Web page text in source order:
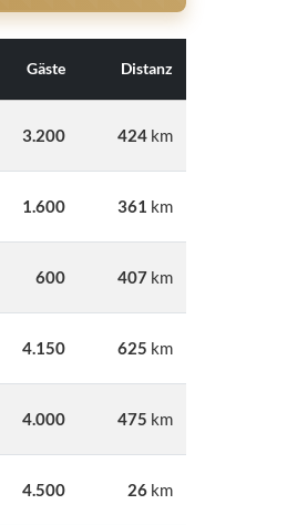
Gäste Distanz
3.200 424 km
1.600 361 km
600 407 km
4.150 625 km
4.000 475 km
4.500 26 km